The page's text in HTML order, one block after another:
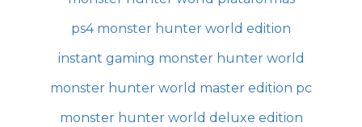
ps4 monster hunter world edition
instant gaming monster hunter world
monster hunter world master edition pc
monster hunter world deluxe edition